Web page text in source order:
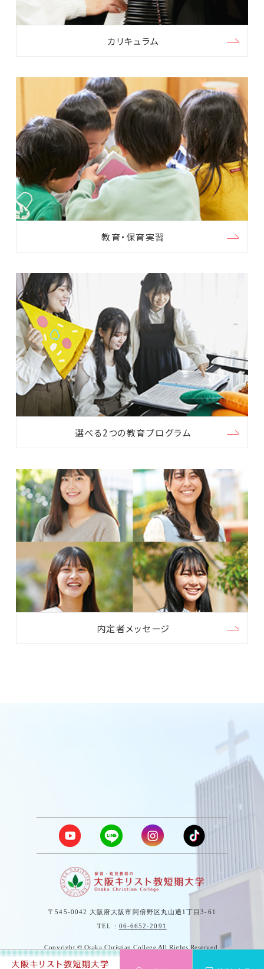
カリキュラム
教育・保育実習
選べる2つの教育プログラム
内定者メッセージ
〒545-0042 大阪府大阪市阿倍野区丸山通1丁目3-61
TEL : 06-6652-2091
Copyright © Osaka Christian College All Rights Reserved.